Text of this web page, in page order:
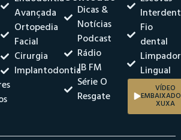
Avançada
Ortopedia
Facial
Cirurgia
Implantodontia
Dicas &
Notícias
Podcast
Rádio
JB FM
Série O
Resgate
Fio
dental
Limpador
Lingual
VÍDEO
XUXA